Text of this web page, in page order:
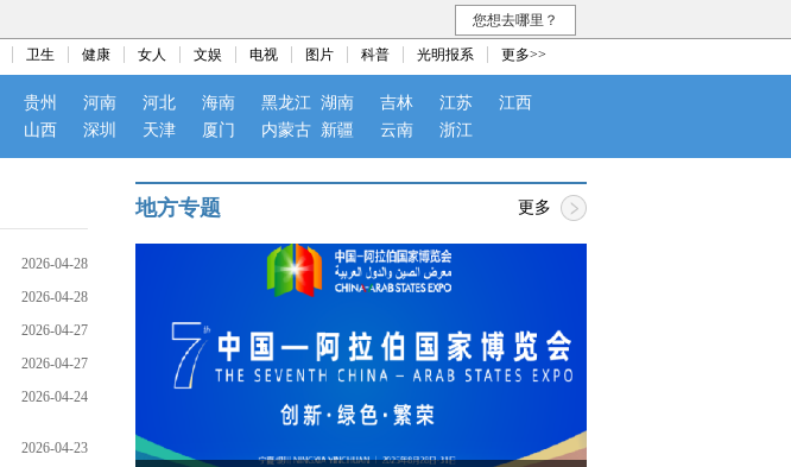
您想去哪里？
卫生 健康 女人 文娱 电视 图片 科普 光明报系 更多>>
贵州 河南 河北 海南 黑龙江 湖南 吉林 江苏
江西
山西 深圳 天津 厦门 内蒙古 新疆 云南 浙江
2026-04-28
2026-04-28
2026-04-27
2026-04-27
2026-04-24
2026-04-23
地方专题 更多